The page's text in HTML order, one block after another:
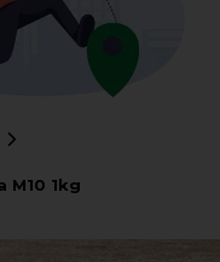
M10 1kg